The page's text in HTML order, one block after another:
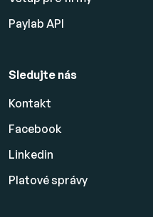
Paylab API
Sledujte nás
Kontakt
Facebook
Linkedin
Platovésprávy